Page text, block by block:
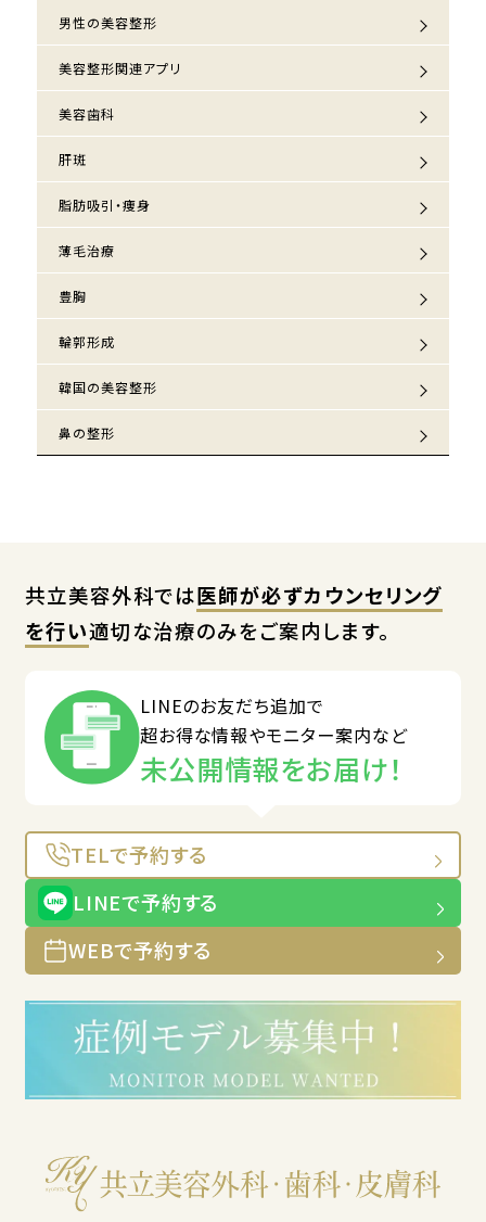
男性の美容整形
美容整形関連アプリ
美容歯科
肝斑
脂肪吸引・痩身
薄毛治療
豊胸
輪郭形成
韓国の美容整形
鼻の整形
共立美容外科では医師が必ずカウンセリング
を行い適切な治療のみをご案内します。
LINEのお友だち追加で
超お得な情報やモニター案内など
未公開情報をお届け！
TELで予約する
LINEで予約する
WEBで予約する